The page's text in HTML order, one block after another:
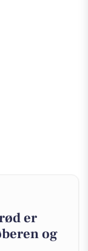
er
og